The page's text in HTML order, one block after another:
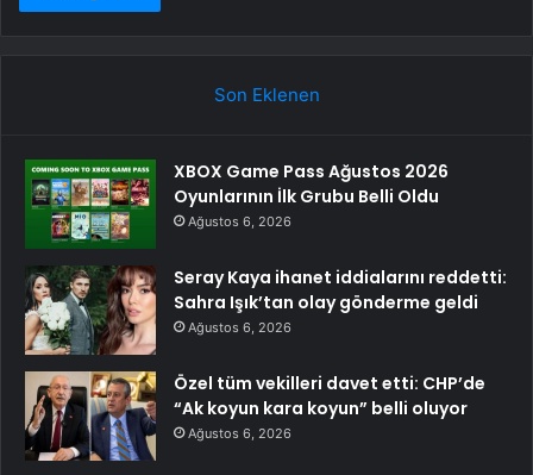
Son Eklenen
XBOX Game Pass Ağustos 2026
Oyunlarının İlk Grubu Belli Oldu
Ağustos 6, 2026
Seray Kaya ihanet iddialarını reddetti:
Sahra Işık’tan olay gönderme geldi
Ağustos 6, 2026
Özel tüm vekilleri davet etti: CHP’de
“Ak koyun kara koyun” belli oluyor
Ağustos 6, 2026